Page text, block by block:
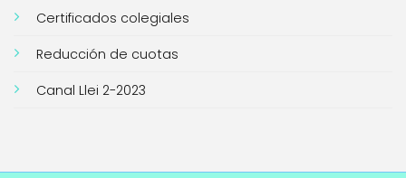
Certificados colegiales
Reducción de cuotas
Canal Llei 2-2023